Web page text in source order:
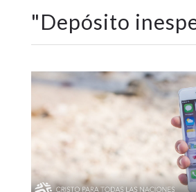
"Depósito